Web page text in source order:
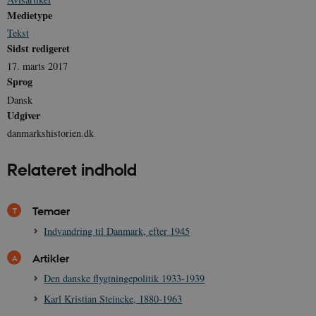
Medietype
Tekst
Sidst redigeret
17. marts 2017
Sprog
Dansk
Udgiver
danmarkshistorien.dk
Relateret indhold
Temaer
Indvandring til Danmark, efter 1945
Artikler
Den danske flygtningepolitik 1933-1939
Karl Kristian Steincke, 1880-1963